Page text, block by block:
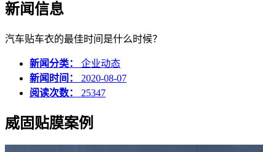
新闻信息
汽车贴车衣的最佳时间是什么时候？
新闻分类： 企业动态
新闻时间： 2020-08-07
阅读次数： 25347
威固贴膜案例